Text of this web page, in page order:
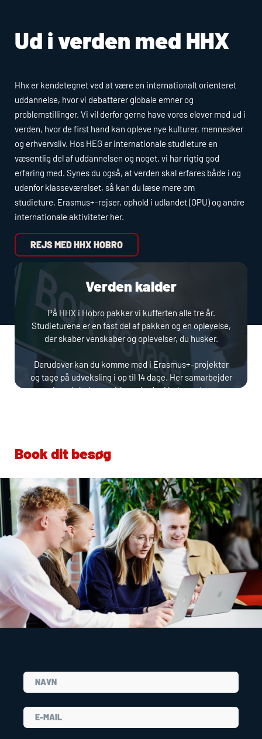
Ud i verden med HHX
Hhx er kendetegnet ved at være en internationalt orienteret
uddannelse, hvor vi debatterer globale emner og
problemstillinger. Vi vil derfor gerne have vores elever med ud i
verden, hvor de first hand kan opleve nye kulturer, mennesker
og erhvervsliv. Hos HEG er internationale studieture en
væsentlig del af uddannelsen og noget, vi har rigtig god
erfaring med. Synes du også, at verden skal erfares både i og
udenfor klasseværelset, så kan du læse mere om
studieture, Erasmus+-rejser, ophold i udlandet (OPU) og andre
internationale aktiviteter her.
REJS MED HHX HOBRO
Verden kalder
PåHHX i Hobro pakker vi kufferten alle tre år.
Studieturene er en fast del af pakken og en oplevelse,
der skaber venskaber og oplevelser, du husker.
Derudover kan du komme med i Erasmus+-projekter
og tage på udveksling i op til 14 dage. Her samarbejder
vi med skoler og virksomheder i hele verden.
Book dit besøg